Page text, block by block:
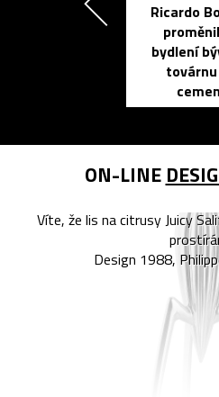
Ricardo
bydlení
ON-LINE
Víte, že lis na citrusy Juicy
Design 1988,